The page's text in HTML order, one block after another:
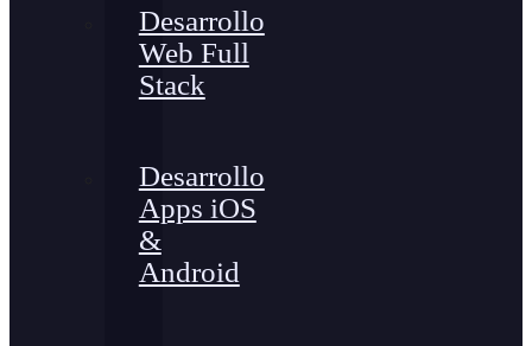
Desarrollo
Web Full
Stack
Desarrollo
Apps iOS
&
Android